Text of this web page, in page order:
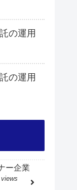
の運用
の運用
ー企業